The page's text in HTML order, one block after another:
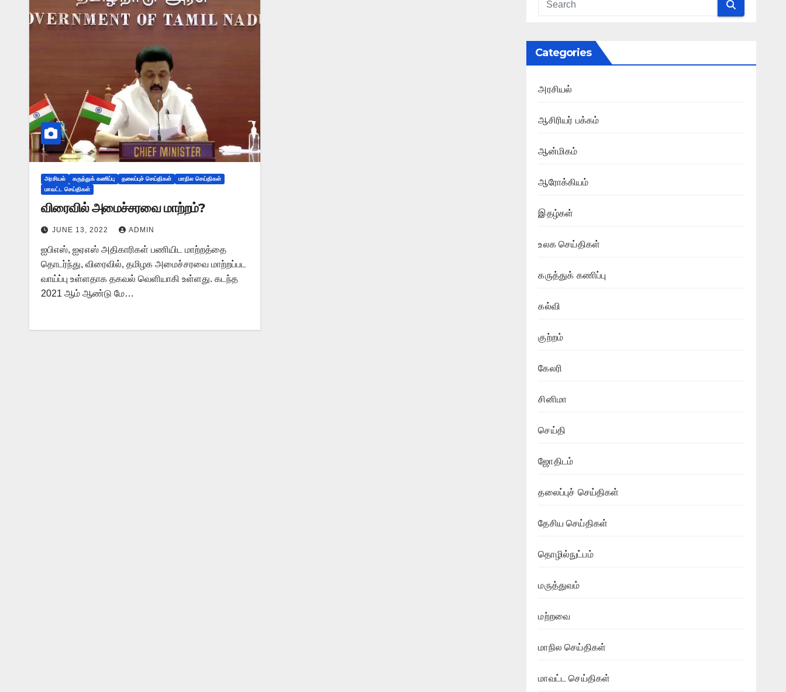
அரசியல் கருத்துக் கணிப்பு தலைப்புச் செய்திகள்
மாநில செய்திகள்
மாவட்ட செய்திகள்
விரைவில் அமைச்சரவை மாற்றம்?
JUNE 13, 2022 ADMIN
ஐபிஎஸ், ஐஏஎஸ் அதிகாரிகள் பணியிட மாற்றத்தை
தொடர்ந்து, விரைவில், தமிழக அமைச்சரவை மாற்றப்பட
வாய்ப்பு உள்ளதாக தகவல் வெளியாகி உள்ளது. கடந்த
2021 ஆம் ஆண்டு மே…
Categories
அரசியல்
ஆசிரியர் பக்கம்
ஆன்மிகம்
ஆரோக்கியம்
இதழ்கள்
உலக செய்திகள்
கருத்துக் கணிப்பு
கல்வி
குற்றம்
கேலரி
சினிமா
செய்தி
ஜோதிடம்
தலைப்புச் செய்திகள்
தேசிய செய்திகள்
தொழில்நுட்பம்
மருத்துவம்
மற்றவை
மாநில செய்திகள்
மாவட்ட செய்திகள்